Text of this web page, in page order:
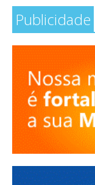
Publicidade